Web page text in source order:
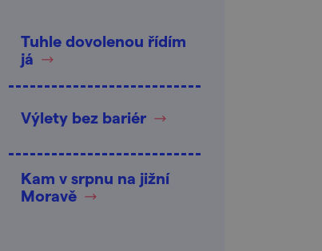
Tuhle dovolenou řídím
já
Výlety bez bariér
Kam v srpnu na jižní
Moravě